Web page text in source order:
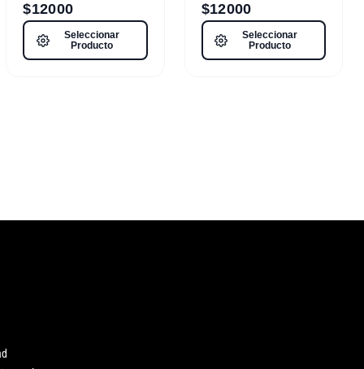
$12000
Seleccionar
Producto
$12000
Seleccionar
Producto